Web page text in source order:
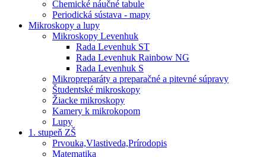
Chemické náučné tabule
Periodická sústava - mapy
Mikroskopy a lupy
Mikroskopy Levenhuk
Rada Levenhuk ST
Rada Levenhuk Rainbow NG
Rada Levenhuk S
Mikropreparáty a preparačné a pitevné súpravy
Študentské mikroskopy
Žiacke mikroskopy
Kamery k mikrokopom
Lupy
1. stupeň ZŠ
Prvouka,Vlastiveda,Prírodopis
Matematika